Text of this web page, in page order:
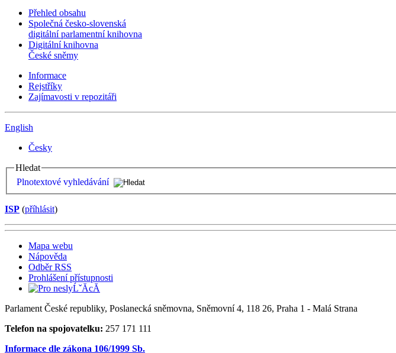
Přehled obsahu
Společná česko-slovenská
digitální parlamentní knihovna
Digitální knihovna
České sněmy
Informace
Rejstříky
Zajímavosti v repozitáři
English
Česky
Hledat
Plnotextové vyhledávání
ISP (příhlásit)
Mapa webu
Nápověda
Odběr RSS
Prohlášení přístupnosti
Parlament České republiky, Poslanecká sněmovna, Sněmovní 4, 118 26, Praha 1 - Malá Strana
Telefon na spojovatelku: 257 171 111
Informace dle zákona 106/1999 Sb.